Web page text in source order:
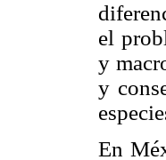
el
y
y
En